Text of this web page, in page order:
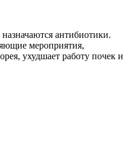
антибиотики.
мероприятия,
ухудшает работу почек и